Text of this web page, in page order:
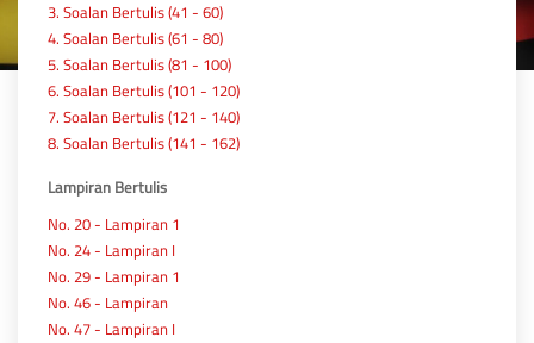
3. Soalan Bertulis (41 - 60)
4. Soalan Bertulis (61 - 80)
5. Soalan Bertulis (81 - 100)
6. Soalan Bertulis (101 - 120)
7. Soalan Bertulis (121 - 140)
8. Soalan Bertulis (141 - 162)
Lampiran Bertulis
No. 20 - Lampiran 1
No. 24 - Lampiran I
No. 29 - Lampiran 1
No. 46 - Lampiran
No. 47 - Lampiran I